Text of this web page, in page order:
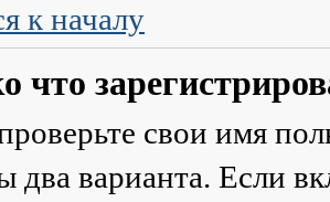
к началу
что
свои имя
два варианта. Если